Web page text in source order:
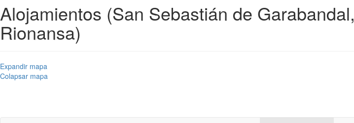
Alojamientos (San Sebastián de Garabandal,
Rionansa)
Expandir mapa
Colapsar mapa